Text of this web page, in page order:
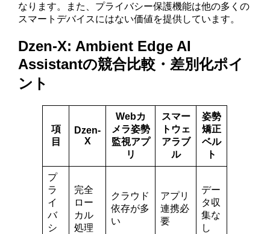
なります。また、プライバシー保護機能は他の多くの
スマートデバイスにはない価値を提供しています。
Dzen-X: Ambient Edge AI
Assistantの競合比較・差別化ポイ
ント
項
目
Dzen-
X
Webカ
メラ姿勢
監視アプ
リ
スマー
トウェ
アラブ
ル
姿勢
矯正
ベル
ト
プ
ラ
イ
バ
シ
完全
ロー
カル
処理
クラウド
依存が多
い
アプリ
連携必
要
デー
タ収
集な
し